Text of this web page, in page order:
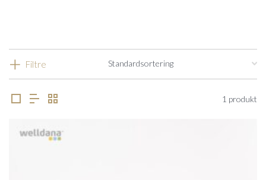
Filtre
1 produkt